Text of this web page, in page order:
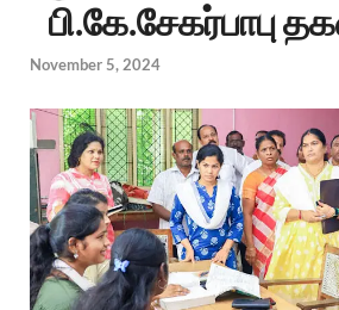
பி.கே.சேகர்பாபு
November 5, 2024